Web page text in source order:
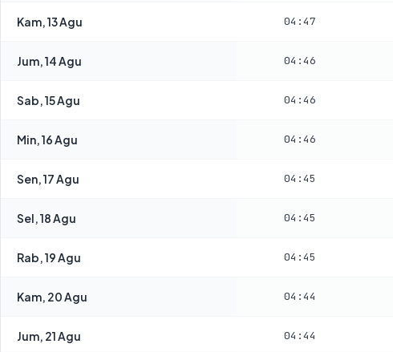
Kam, 13 Agu 04:47
Jum, 14 Agu 04:46
Sab, 15 Agu 04:46
Min, 16 Agu 04:46
Sen, 17 Agu 04:45
Sel, 18 Agu 04:45
Rab, 19 Agu 04:45
Kam, 20 Agu 04:44
Jum, 21 Agu 04:44